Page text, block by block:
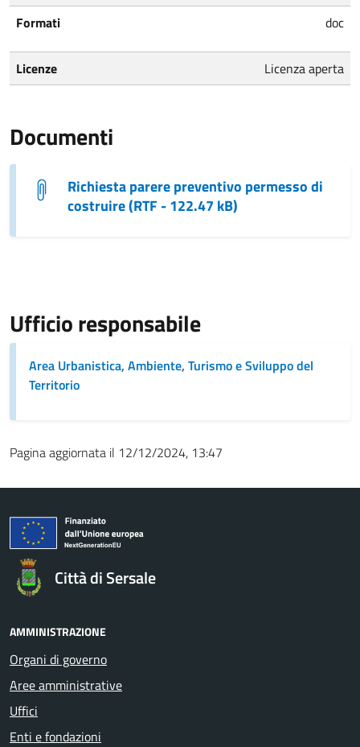
Formati
doc
Licenze Licenza aperta
Documenti
Richiesta parere preventivo permesso di
costruire (RTF - 122.47 kB)
Ufficio responsabile
Area Urbanistica, Ambiente, Turismo e Sviluppo del
Territorio
Pagina aggiornata il 12/12/2024, 13:47
Città di Sersale
AMMINISTRAZIONE
Organi di governo
Aree amministrative
Uffici
Enti e fondazioni